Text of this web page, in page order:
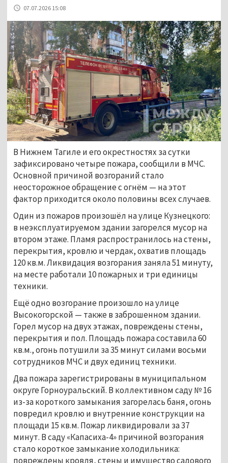
07.07.2026 15:08
В Нижнем Тагиле и его окрестностях за сутки
зафиксировано четыре пожара, сообщили в МЧС.
Основной причиной возгораний стало
неосторожное обращение с огнём — на этот
фактор приходится около половины всех случаев.
Один из пожаров произошёл на улице Кузнецкого:
в неэксплуатируемом здании загорелся мусор на
втором этаже. Пламя распространилось на стены,
перекрытия, кровлю и чердак, охватив площадь
120 кв.м. Ликвидация возгорания заняла 51 минуту,
на месте работали 10 пожарных и три единицы
техники.
Ещё одно возгорание произошло на улице
Высокогорской — также в заброшенном здании.
Горел мусор на двух этажах, повреждены стены,
перекрытия и пол. Площадь пожара составила 60
кв.м., огонь потушили за 35 минут силами восьми
сотрудников МЧС и двух единиц техники.
Два пожара зарегистрированы в муниципальном
округе Горноуральский. В коллективном саду № 16
из-за короткого замыкания загорелась баня, огонь
повредил кровлю и внутренние конструкции на
площади 15 кв.м. Пожар ликвидировали за 37
минут. В саду «Капасиха-4» причиной возгорания
стало короткое замыкание холодильника:
повреждены кровля, стены и имущество садового